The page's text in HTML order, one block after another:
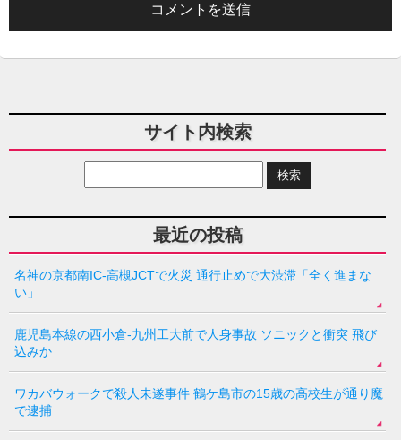
サイト内検索
最近の投稿
名神の京都南IC-高槻JCTで火災 通行止めで大渋滞「全く進まな
い」
鹿児島本線の西小倉-九州工大前で人身事故 ソニックと衝突 飛び
込みか
ワカバウォークで殺人未遂事件 鶴ケ島市の15歳の高校生が通り魔
で逮捕